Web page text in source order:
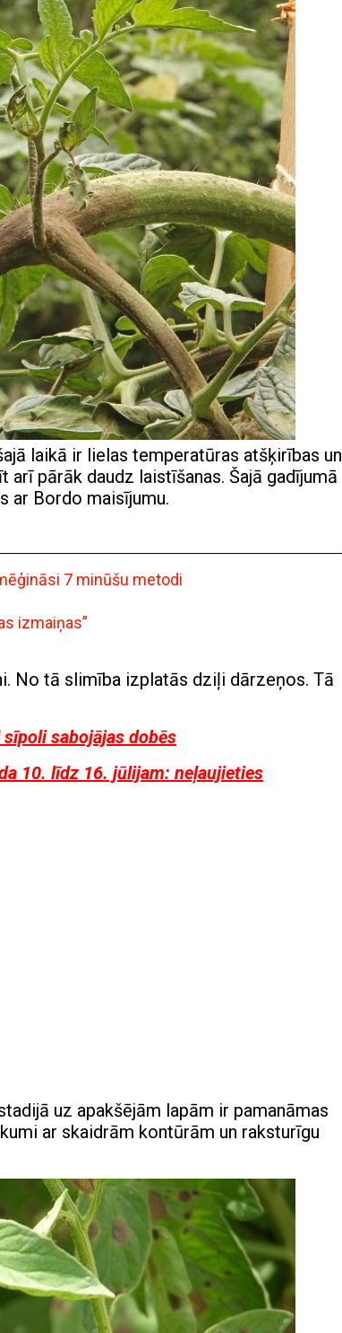
laikā ir lielas temperatūras atšķirības un
pārāk daudz laistīšanas. Šajā gadījumā
ar Bordo maisījumu.
7 minūšu metodi
izmaiņas”
No tā slimība izplatās dziļi dārzeņos. Tā
sabojājas dobēs
10. līdz 16. jūlijam: neļaujieties
uz apakšējām lapām ir pamanāmas
ar skaidrām kontūrām un raksturīgu